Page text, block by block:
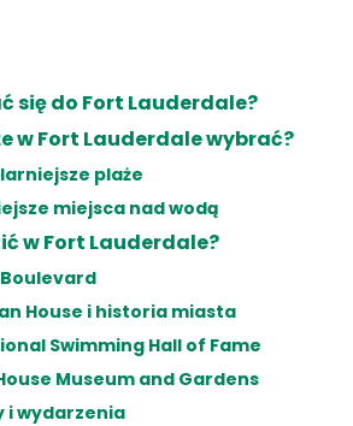
się do Fort Lauderdale?
w Fort Lauderdale wybrać?
plaże
miejsca nad wodą
w Fort Lauderdale?
Boulevard
House i historia miasta
Swimming Hall of Fame
Museum and Gardens
i wydarzenia